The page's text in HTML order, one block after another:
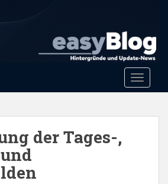
Toggle
der Tages-,